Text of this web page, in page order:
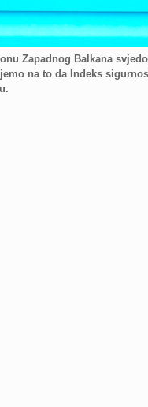
Zapadnog Balkana
na to da Indeks